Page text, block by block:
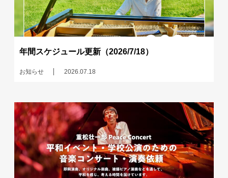
年間スケジュール更新（2026/7/18）
お知らせ 2026.07.18